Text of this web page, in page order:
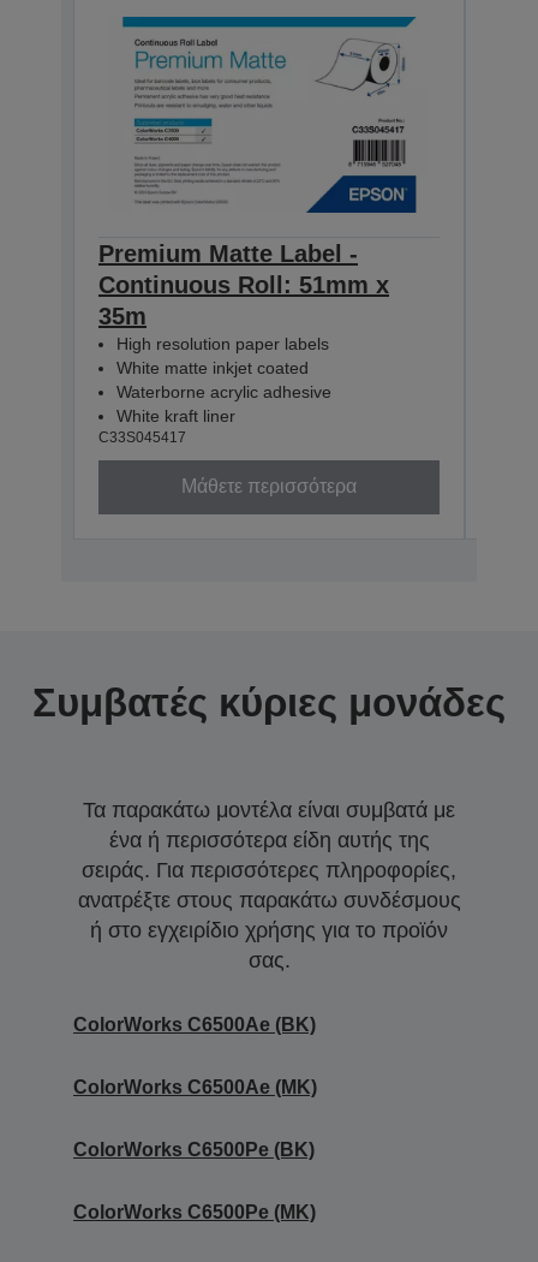
Premium Matte Label -
Continuous Roll: 51mm x
35m
High resolution paper labels
White matte inkjet coated
Waterborne acrylic adhesive
White kraft liner
C33S045417
Μάθετε περισσότερα
Συμβατές κύριες μονάδες
Τα παρακάτω μοντέλα είναι συμβατά με
ένα ή περισσότερα είδη αυτής της
σειράς. Για περισσότερες πληροφορίες,
ανατρέξτε στους παρακάτω συνδέσμους
ή στο εγχειρίδιο χρήσης για το προϊόν
σας.
ColorWorks C6500Ae (BK)
ColorWorks C6500Ae (MK)
ColorWorks C6500Pe (BK)
ColorWorks C6500Pe (MK)